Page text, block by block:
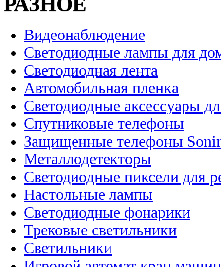
Видеонаблюдение
Светодиодные лампы для
Светодиодная лента
Автомобильная пленка
Светодиодные аксессуары
Спутниковые телефоны
Защищенные телефоны
Металлодетекторы
Светодиодные пиксели для
Настольные лампы
Светодиодные фонарики
Трековые светильники
Светильники